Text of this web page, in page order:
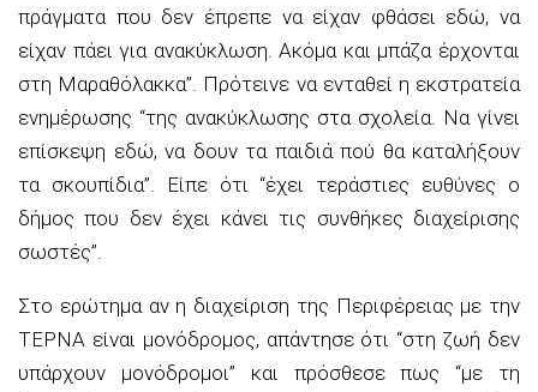
πράγματα που δεν έπρεπε να είχαν φθάσει εδώ, να
είχαν πάει για ανακύκλωση. Ακόμα και μπάζα έρχονται
στη Μαραθόλακκα”. Πρότεινε να ενταθεί η εκστρατεία
ενημέρωσης “της ανακύκλωσης στα σχολεία. Να γίνει
επίσκεψη εδώ, να δουν τα παιδιά πού θα καταλήξουν
τα σκουπίδια”. Είπε ότι “έχει τεράστιες ευθύνες ο
δήμος που δεν έχει κάνει τις συνθήκες διαχείρισης
σωστές”.
Στο ερώτημα αν η διαχείριση της Περιφέρειας με την
ΤΕΡΝΑ είναι μονόδρομος, απάντησε ότι “στη ζωή δεν
υπάρχουν μονόδρομοι” και πρόσθεσε πως “με τη